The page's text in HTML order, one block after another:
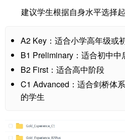
建议学生根据自身水平选择
A2 Key：适合小学高年级或
B1 Preliminary：适合初中中
B2 First：适合高中阶段
C1 Advanced：适合剑桥体
的学生